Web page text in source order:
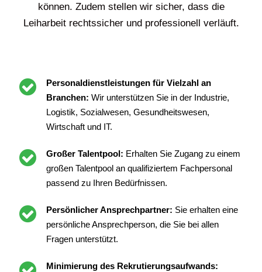
können. Zudem stellen wir sicher, dass die
Leiharbeit rechtssicher und professionell verläuft.
Personaldienstleistungen für Vielzahl an
Branchen: Wir unterstützen Sie in der Industrie,
Logistik, Sozialwesen, Gesundheitswesen,
Wirtschaft und IT.
Großer Talentpool: Erhalten Sie Zugang zu einem
großen Talentpool an qualifiziertem Fachpersonal
passend zu Ihren Bedürfnissen.
Persönlicher Ansprechpartner: Sie erhalten eine
persönliche Ansprechperson, die Sie bei allen
Fragen unterstützt.
Minimierung des Rekrutierungsaufwands: